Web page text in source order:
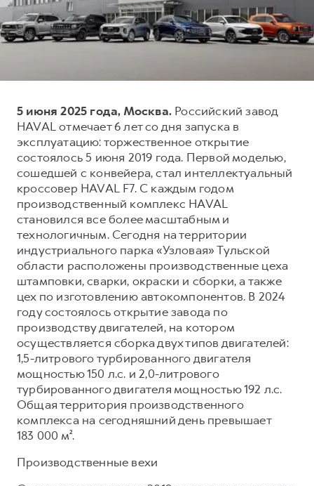
POER
от 3 449 000 ₽
Тест-драйв
Трейд-ин
Кредитный калькулятор
Страхование
Кредит
КОРПОРАТИВНЫМ КЛИЕНТАМ
Для малого бизнеса
Корпоративным клиентам
Крупным корпоративным клиентам
Система управления автопарком
Сервис для корпоративных клиентов
HAVAL Лизинг
АКСЕССУАРЫ HAVAL
Автомобильные аксессуары
Коллекция CITY
СЕРВИСНОЕ ОБСЛУЖИВАНИЕ
Нулевое ТО
Электронный ПТС
ПОДДЕРЖКА
GWM Безопасность
Гарантия HAVAL
Мобильное приложение GWM
Программа «HAVAL Защита+»
Руководства по эксплуатации
Подписки
АКСЕССУАРЫ HAVAL
Автомобильные аксессуары
Коллекция CITY
Коллекция Базовая
Коллекция Детская
О дилере
Контакты
5 июня 2025 года, Москва. Российский завод
HAVAL отмечает 6 лет со дня запуска в
эксплуатацию: торжественное открытие
состоялось 5 июня 2019 года. Первой моделью,
сошедшей с конвейера, стал интеллектуальный
кроссовер HAVAL F7. С каждым годом
производственный комплекс HAVAL
становился все более масштабным и
технологичным. Сегодня на территории
индустриального парка «Узловая» Тульской
области расположены производственные цеха
штамповки, сварки, окраски и сборки, а также
цех по изготовлению автокомпонентов. В 2024
году состоялось открытие завода по
производству двигателей, на котором
осуществляется сборка двух типов двигателей:
1,5-литрового турбированного двигателя
мощностью 150 л.с. и 2,0-литрового
турбированного двигателя мощностью 192 л.с.
Общая территория производственного
комплекса на сегодняшний день превышает
183 000 м².
Производственные вехи